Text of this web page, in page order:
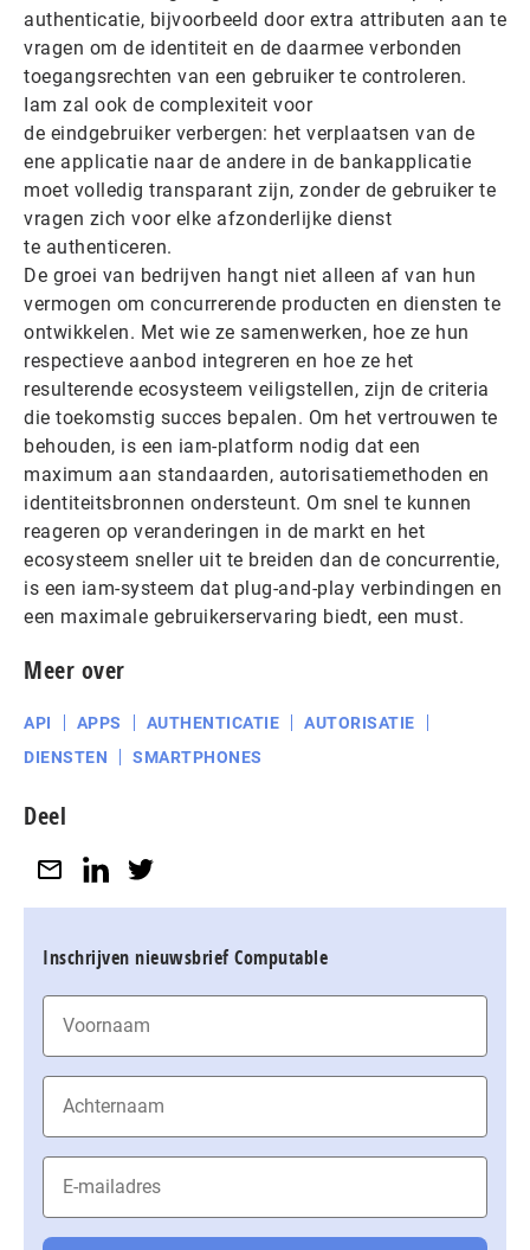
authenticatie, bijvoorbeeld door extra attributen aan te
vragen om de identiteit en de daarmee verbonden
toegangsrechten van een gebruiker te controleren.
Iam zal ook de complexiteit voor
de eindgebruiker verbergen: het verplaatsen van de
ene applicatie naar de andere in de bankapplicatie
moet volledig transparant zijn, zonder de gebruiker te
vragen zich voor elke afzonderlijke dienst
te authenticeren.
De groei van bedrijven hangt niet alleen af van hun
vermogen om concurrerende producten en diensten te
ontwikkelen. Met wie ze samenwerken, hoe ze hun
respectieve aanbod integreren en hoe ze het
resulterende ecosysteem veiligstellen, zijn de criteria
die toekomstig succes bepalen. Om het vertrouwen te
behouden, is een iam-platform nodig dat een
maximum aan standaarden, autorisatiemethoden en
identiteitsbronnen ondersteunt. Om snel te kunnen
reageren op veranderingen in de markt en het
ecosysteem sneller uit te breiden dan de concurrentie,
is een iam-systeem dat plug-and-play verbindingen en
een maximale gebruikerservaring biedt, een must.
Meer over
API APPS AUTHENTICATIE
AUTORISATIE
DIENSTEN
SMARTPHONES
Deel
Inschrijven nieuwsbrief Computable